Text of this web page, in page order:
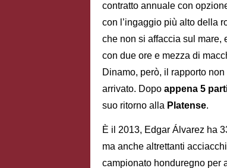
contratto annuale con
con l’ingaggio più alto della
che non si affaccia sul mare,
con due ore e mezza di
Dinamo, però, il rapporto
arrivato. Dopo appena 5
suo ritorno alla Platense.
È il 2013, Edgar Álvarez ha
ma anche altrettanti
campionato honduregno per